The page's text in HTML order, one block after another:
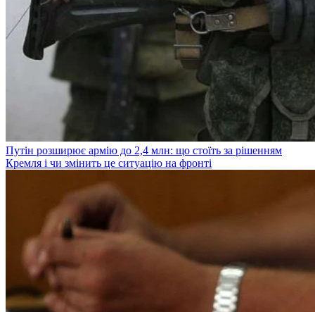
Путін розширює армію до 2,4 млн: що стоїть за рішенням
Кремля і чи змінить це ситуацію на фронті